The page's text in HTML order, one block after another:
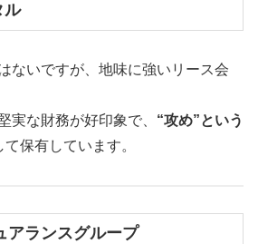
ル
ないですが、地味に強いリース会
実な財務が好印象で、 “攻め”という
て保有しています。
アランスグループ